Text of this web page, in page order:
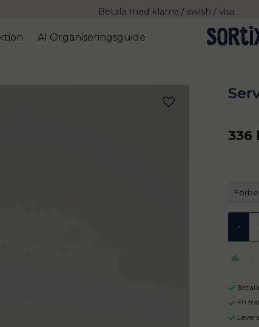
Fri frakt över 799 kr eller vid avhämtning
Leverans 2-4 arbetsdagar med Postnord
AI Organiseringsguide
336
-
Fri